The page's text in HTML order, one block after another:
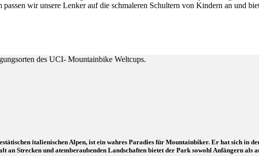
wir unsere Lenker auf die schmaleren Schultern von Kindern an und
des UCI- Mountainbike Weltcups.
italienischen Alpen, ist ein wahres Paradies für Mountainbiker. Er hat sich in
an Strecken und atemberaubenden Landschaften bietet der Park sowohl Anfängern als